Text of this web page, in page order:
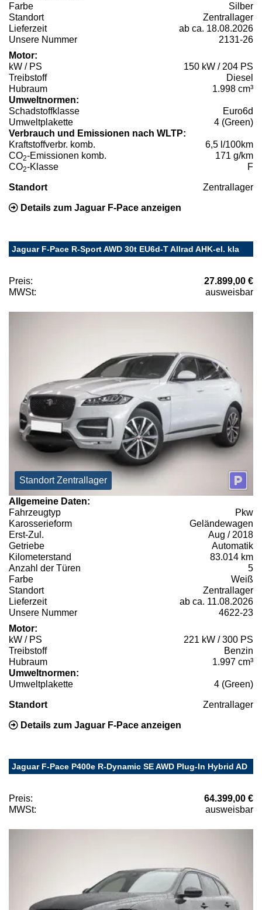
Farbe
Silber
Standort
Zentrallager
Lieferzeit
ab ca. 18.08.2026
Unsere Nummer
2131-26
Motor:
kW / PS
150 kW / 204 PS
Treibstoff
Diesel
Hubraum
1.998 cm³
Umweltnormen:
Schadstoffklasse
Euro6d
Umweltplakette
4 (Green)
Verbrauch und Emissionen nach WLTP:
Kraftstoffverbr. komb.
6,5 l/100km
CO2-Emissionen komb.
171 g/km
CO2-Klasse F
Standort Zentrallager
Details zum Jaguar F-Pace anzeigen
Jaguar F-Pace R-Sport AWD 30t EU6d-T Allrad AHK-el. kla
Preis:
27.899,00 €
MWSt:
ausweisbar
Standort Zentrallager
Allgemeine Daten:
Fahrzeugtyp
Pkw
Karosserieform
Geländewagen
Erst-Zul.
Aug / 2018
Getriebe
Automatik
Kilometerstand
83.014 km
Anzahl der Türen
5
Farbe
Weiß
Standort
Zentrallager
Lieferzeit
ab ca. 11.08.2026
Unsere Nummer
4622-23
Motor:
kW / PS
221 kW / 300 PS
Treibstoff
Benzin
Hubraum
1.997 cm³
Umweltnormen:
Umweltplakette
4 (Green)
Standort Zentrallager
Details zum Jaguar F-Pace anzeigen
Jaguar F-Pace P400e R-Dynamic SE AWD Plug-In Hybrid AD
Preis:
64.399,00 €
MWSt:
ausweisbar